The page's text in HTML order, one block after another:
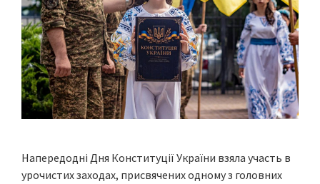
Напередодні Дня Конституції України взяла участь в
урочистих заходах, присвячених одному з головних